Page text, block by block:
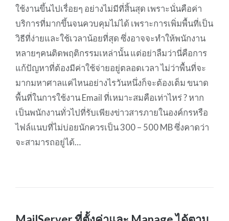
ใช้งานขึ้นไปเรื่อยๆ อย่างไม่มีที่สิ้นสุด เพราะนั่นคือค่า
บริการที่มากขึ้นจนควบคุมไม่ได้ เพราะการเพิ่มพื้นที่เป็น
วิธีที่ง่ายและใช้เวลาน้อยที่สุด ซึ่งอาจจะทำให้พนักงาน
หลายๆคนติดพฤติกรรมเหล่านั้น แต่อย่าลืมว่านี่คือการ
แก้ปัญหาที่ต้องมีค่าใช้จ่ายอยู่ตลอดเวลา ไม่ว่าพื้นที่จะ
มากมหาศาลแค่ไหนอย่างไรวันหนึ่งก็จะต้องเต็ม ขนาด
พื้นที่ในการใช้งาน Email ที่เหมาะสมคือเท่าไหร่ ? หาก
เป็นพนักงานทั่วไปที่รับเพียงข่าวสารภายในองค์กรหรือ
ไฟล์แนบที่ไม่บ่อยนักควรเป็น 300 – 500 MB ซึ่งคาดว่า
จะสามารถอยู่ได้…